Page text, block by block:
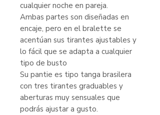
cualquier noche en pareja.
Ambas partes son diseñadas en
encaje, pero en el bralette se
acentúan sus tirantes ajustables y
lo fácil que se adapta a cualquier
tipo de busto
Su pantie es tipo tanga brasilera
con tres tirantes graduables y
aberturas muy sensuales que
podrás ajustar a gusto.